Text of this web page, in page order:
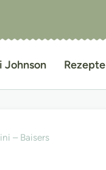
Johnson Rezepte
– Baisers